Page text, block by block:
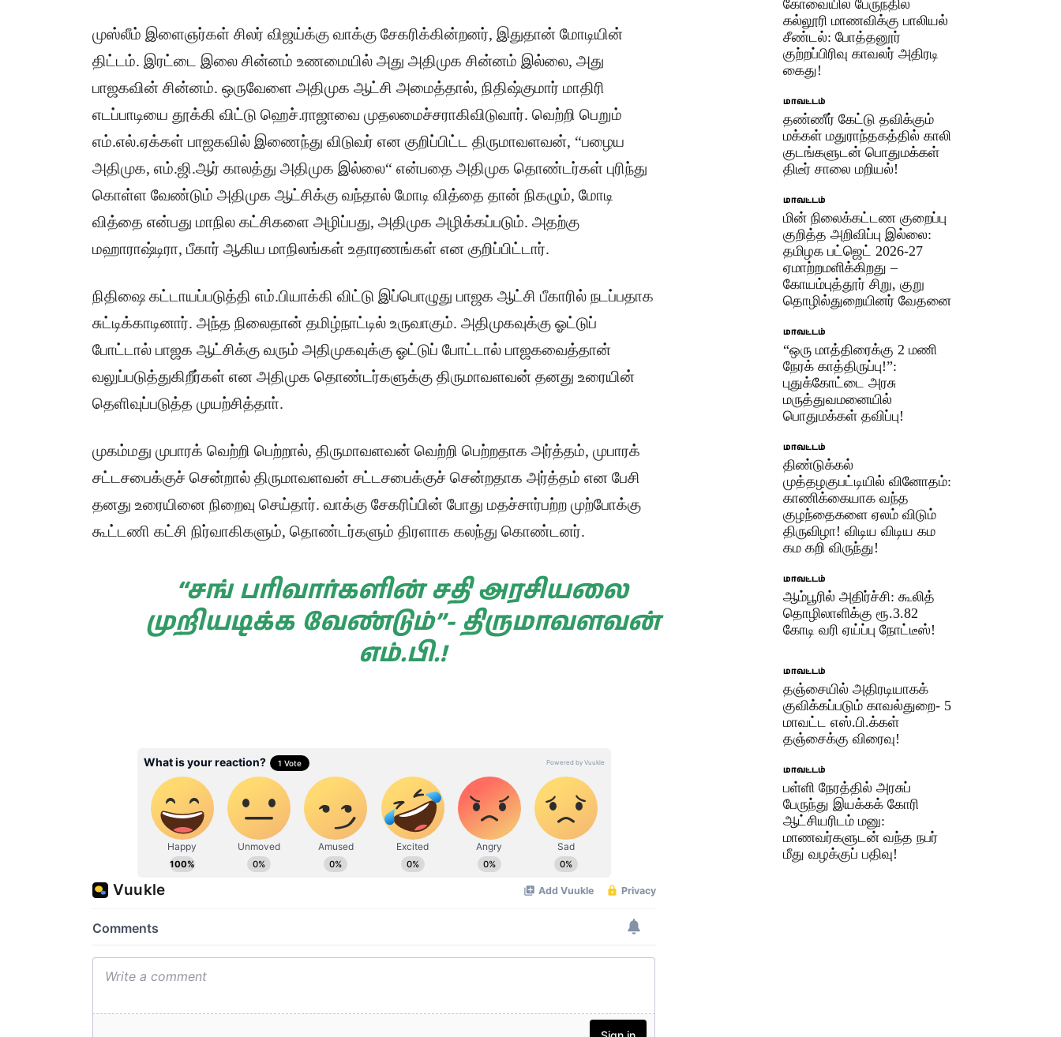
முஸ்லீம் இளைஞர்கள் சிலர் விஜய்க்கு வாக்கு சேகரிக்கின்றனர், இதுதான் மோடியின்
திட்டம். இரட்டை இலை சின்னம் உணமையில் அது அதிமுக சின்னம் இல்லை, அது
பாஜகவின் சின்னம். ஒருவேளை அதிமுக ஆட்சி அமைத்தால், நிதிஷ்குமார் மாதிரி
எடப்பாடியை தூக்கி விட்டு ஹெச்.ராஜாவை முதலமைச்சராகிவிடுவார். வெற்றி பெறும்
எம்.எல்.ஏக்கள் பாஜகவில் இணைந்து விடுவர் என குறிப்பிட்ட திருமாவளவன், “பழைய
அதிமுக, எம்.ஜி.ஆர் காலத்து அதிமுக இல்லை“ என்பதை அதிமுக தொண்டர்கள் புரிந்து
கொள்ள வேண்டும் அதிமுக ஆட்சிக்கு வந்தால் மோடி வித்தை தான் நிகழும், மோடி
வித்தை என்பது மாநில கட்சிகளை அழிப்பது, அதிமுக அழிக்கப்படும். அதற்கு
மஹாராஷ்டிரா, பீகார் ஆகிய மாநிலங்கள் உதாரணங்கள் என குறிப்பிட்டார்.
நிதிஷை கட்டாயப்படுத்தி எம்.பியாக்கி விட்டு இப்பொழுது பாஜக ஆட்சி பீகாரில் நடப்பதாக
சுட்டிக்காடினார். அந்த நிலைதான் தமிழ்நாட்டில் உருவாகும். அதிமுகவுக்கு ஓட்டுப்
போட்டால் பாஜக ஆட்சிக்கு வரும் அதிமுகவுக்கு ஓட்டுப் போட்டால் பாஜகவைத்தான்
வலுப்படுத்துகிறீர்கள் என அதிமுக தொண்டர்களுக்கு திருமாவளவன் தனது உரையின்
தெளிவுப்படுத்த முயற்சித்தாா்.
முகம்மது முபாரக் வெற்றி பெற்றால், திருமாவளவன் வெற்றி பெற்றதாக அர்த்தம், முபாரக்
சட்டசபைக்குச் சென்றால் திருமாவளவன் சட்டசபைக்குச் சென்றதாக அர்த்தம் என பேசி
தனது உரையினை நிறைவு செய்தார். வாக்கு சேகரிப்பின் போது மதச்சார்பற்ற முற்போக்கு
கூட்டணி கட்சி நிர்வாகிகளும், தொண்டர்களும் திரளாக கலந்து கொண்டனர்.
“சங் பரிவார்களின் சதி அரசியலை
முறியடிக்க வேண்டும்”- திருமாவளவன்
எம்.பி.!
கோவையில் பேருந்தில்
கல்லூரி மாணவிக்கு பாலியல்
சீண்டல்: போத்தனூர்
குற்றப்பிரிவு காவலர் அதிரடி
கைது!
மாவட்டம்
தண்ணீர் கேட்டு தவிக்கும்
மக்கள் மதுராந்தகத்தில் காலி
குடங்களுடன் பொதுமக்கள்
திடீர் சாலை மறியல்!
மாவட்டம்
மின் நிலைக்கட்டண குறைப்பு
குறித்த அறிவிப்பு இல்லை:
தமிழக பட்ஜெட் 2026-27
ஏமாற்றமளிக்கிறது –
கோயம்புத்தூர் சிறு, குறு
தொழில்துறையினர் வேதனை
மாவட்டம்
“ஒரு மாத்திரைக்கு 2 மணி
நேரக் காத்திருப்பு!”:
புதுக்கோட்டை அரசு
மருத்துவமனையில்
பொதுமக்கள் தவிப்பு!
மாவட்டம்
திண்டுக்கல்
முத்தழகுபட்டியில் வினோதம்:
காணிக்கையாக வந்த
குழந்தைகளை ஏலம் விடும்
திருவிழா! விடிய விடிய கம
கம கறி விருந்து!
மாவட்டம்
ஆம்பூரில் அதிர்ச்சி: கூலித்
தொழிலாளிக்கு ரூ.3.82
கோடி வரி ஏய்ப்பு நோட்டீஸ்!
மாவட்டம்
தஞ்சையில் அதிரடியாகக்
குவிக்கப்படும் காவல்துறை- 5
மாவட்ட எஸ்.பி.க்கள்
தஞ்சைக்கு விரைவு!
மாவட்டம்
பள்ளி நேரத்தில் அரசுப்
பேருந்து இயக்கக் கோரி
ஆட்சியரிடம் மனு:
மாணவர்களுடன் வந்த நபர்
மீது வழக்குப் பதிவு!